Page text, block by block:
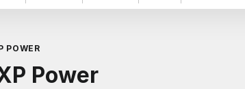
POWER
Power